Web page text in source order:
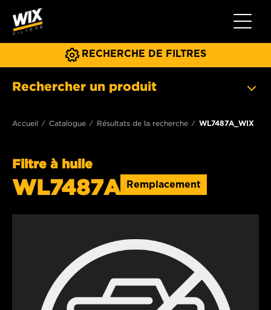
Toggle
RECHERCHE DE FILTRES
Rechercher un produit
Accueil Catalogue Résultats de la recherche WL7487A_WIX
Filtre à huile
WL7487A Remplacement